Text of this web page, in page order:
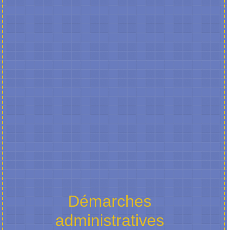
Démarches
administratives